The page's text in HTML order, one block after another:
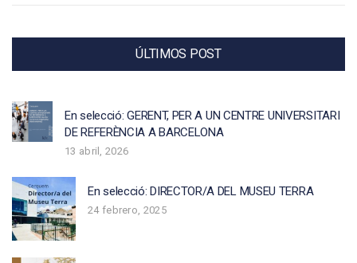
ÚLTIMOS POST
En selecció: GERENT, PER A UN CENTRE UNIVERSITARI
DE REFERÈNCIA A BARCELONA
13 abril, 2026
En selecció: DIRECTOR/A DEL MUSEU TERRA
24 febrero, 2025